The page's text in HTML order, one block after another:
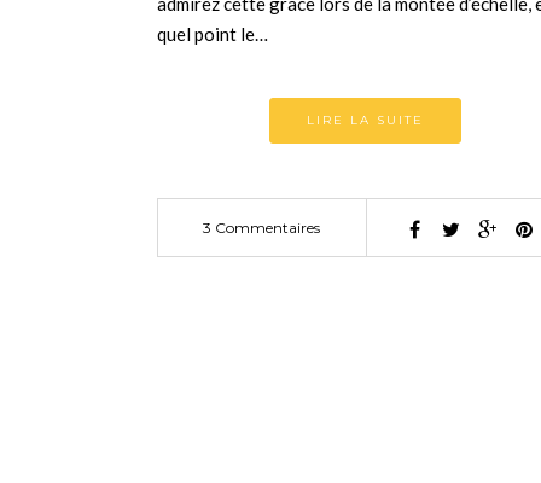
quel point le…
LIRE LA SUITE
3 Commentaires